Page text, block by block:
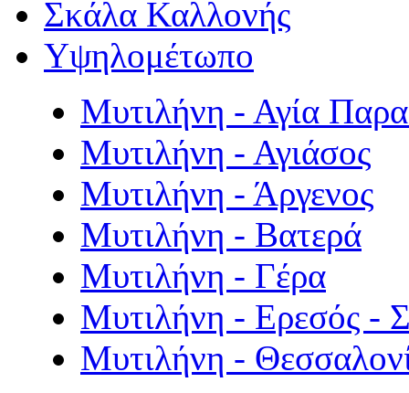
Σκάλα Καλλονής
Υψηλομέτωπο
Μυτιλήνη - Αγία
Μυτιλήνη - Αγιάσος
Μυτιλήνη - Άργενος
Μυτιλήνη - Βατερά
Μυτιλήνη - Γέρα
Μυτιλήνη - Ερεσός -
Μυτιλήνη -